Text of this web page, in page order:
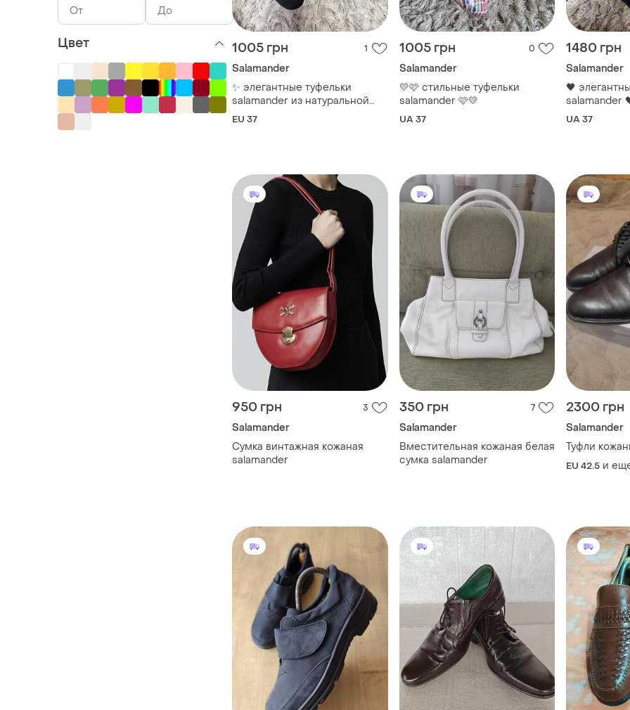
1005 грн 1
Salamander
✨ элегантные туфельки
salamander из натуральной
замши 🖤
EU 37
1005 грн 0
Salamander
💛🩷 стильные туфельки
salamander 🩷💛
UA 37
1480 грн
Salamander
🖤
salamander
UA 37
950 грн 3
Salamander
Сумка винтажная кожаная
salamander
350 грн 7
Salamander
Вместительная кожаная белая
сумка salamander
2300 грн
Salamander
Туфли
EU 42.5 и
Цвет